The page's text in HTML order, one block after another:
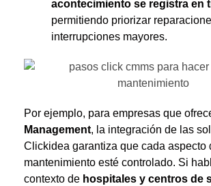
acontecimiento se registra en
permitiendo priorizar
interrupciones mayores.
Por ejemplo, para empresas que
Management, la integración de las
Clickidea garantiza que cada aspecto
mantenimiento esté controlado. Si
contexto de hospitales y centros de